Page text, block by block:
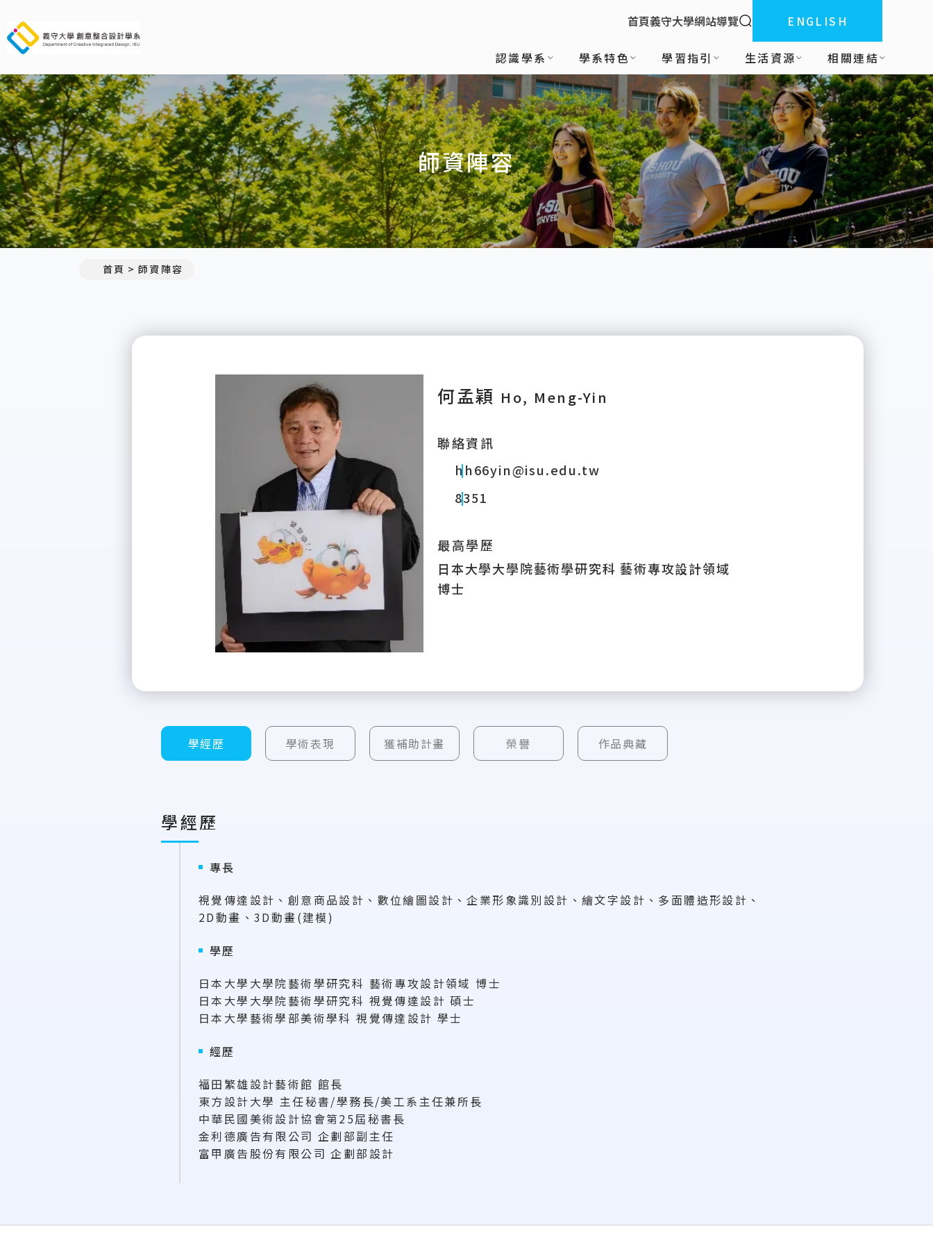
:::
首頁義守大學網站導覽 全站搜索ENGLISH
認識學系 學系特色 學習指引 生活資源 相關連結
師資陣容
首頁 師資陣容
何孟穎 Ho, Meng-Yin
聯絡資訊
hh66yin@isu.edu.tw
8351
最高學歷
日本大學大學院藝術學研究科 藝術專攻設計領域
博士
學經歷 學術表現 獲補助計畫 榮譽 作品典藏
學經歷
專長
視覺傳達設計、創意商品設計、數位繪圖設計、企業形象識別設計、繪文字設計、多面體造形設計、
2D動畫、3D動畫(建模)
學歷
日本大學大學院藝術學研究科 藝術專攻設計領域 博士
日本大學大學院藝術學研究科 視覺傳達設計 碩士
日本大學藝術學部美術學科 視覺傳達設計 學士
經歷
福田繁雄設計藝術館 館長
東方設計大學 主任秘書/學務長/美工系主任兼所長
中華民國美術設計協會第25屆秘書長
金利德廣告有限公司 企劃部副主任
富甲廣告股份有限公司 企劃部設計